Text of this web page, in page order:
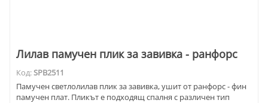
Лилав памучен плик за завивка - ранфорс
Код:SPB2511
Памучен светлолилав плик за завивка, ушит от ранфорс - фин
памучен плат. Пликът е подходящ спалня с различен тип